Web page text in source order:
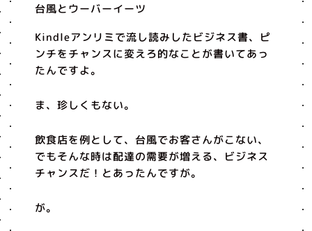
台風とウーバーイーツ
Kindleアンリミで流し読みしたビジネス書、ピ
ンチをチャンスに変えろ的なことが書いてあっ
たんですよ。
ま、珍しくもない。
飲食店を例として、台風でお客さんがこない、
でもそんな時は配達の需要が増える、ビジネス
チャンスだ！とあったんですが。
が。